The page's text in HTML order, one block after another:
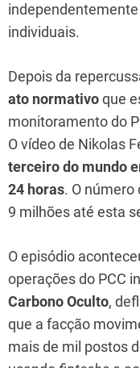
individuais.
Depois da
ato normativoque
monitoramento do
O vídeo de Nikolas
terceiro do mundo
24 horas. O
9 milhões até esta
O episódio
operações do PCC
Carbono Oculto,
que a facção
mais de mil postos